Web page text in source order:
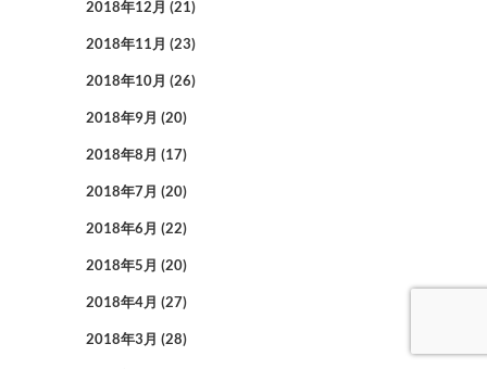
2018年12月 (21)
2018年11月 (23)
2018年10月 (26)
2018年9月 (20)
2018年8月 (17)
2018年7月 (20)
2018年6月 (22)
2018年5月 (20)
2018年4月 (27)
2018年3月 (28)